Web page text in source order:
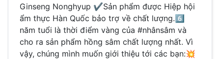
Ginseng Nonghyup ✔️Sản phẩm được Hiệp hội
ẩm thực Hàn Quốc bảo trợ về chất lượng.6️⃣
năm tuổi là thời điểm vàng của #nhânsâm và
cho ra sản phẩm hồng sâm chất lượng nhất. Vì
vậy, chúng mình muốn giới thiệu tới các bạn:💥